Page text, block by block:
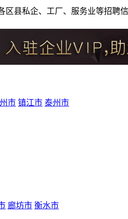
县私企、工厂、服务业等招
市 镇江市 泰州市
廊坊市 衡水市